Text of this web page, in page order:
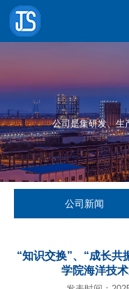
公司是集研发、生
公司新闻
“知识交换”、“成长共
学院海洋技